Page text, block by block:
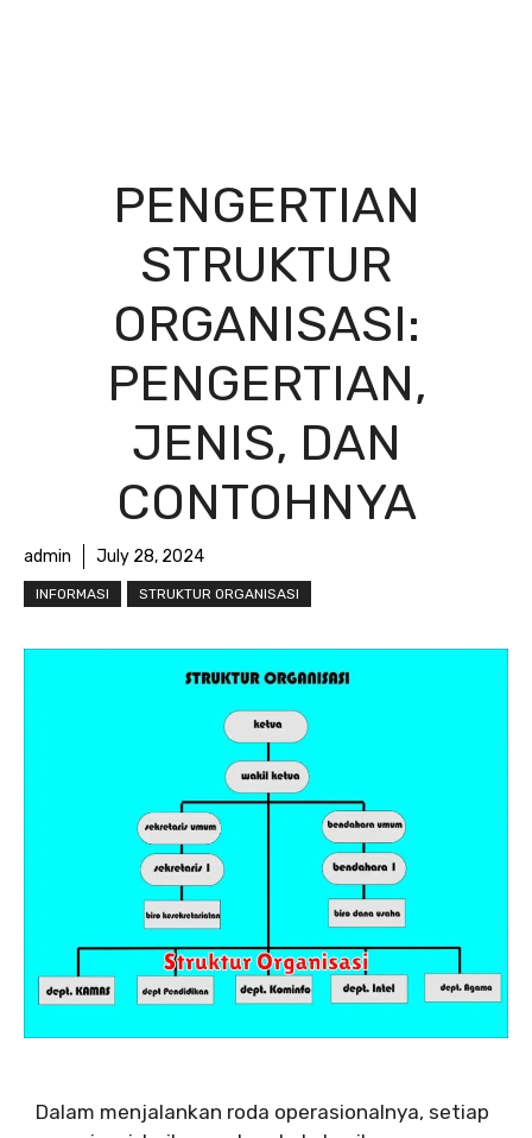
PENGERTIAN
STRUKTUR
ORGANISASI:
PENGERTIAN,
JENIS, DAN
CONTOHNYA
admin July 28, 2024
INFORMASI STRUKTUR ORGANISASI
Dalam menjalankan roda operasionalnya, setiap